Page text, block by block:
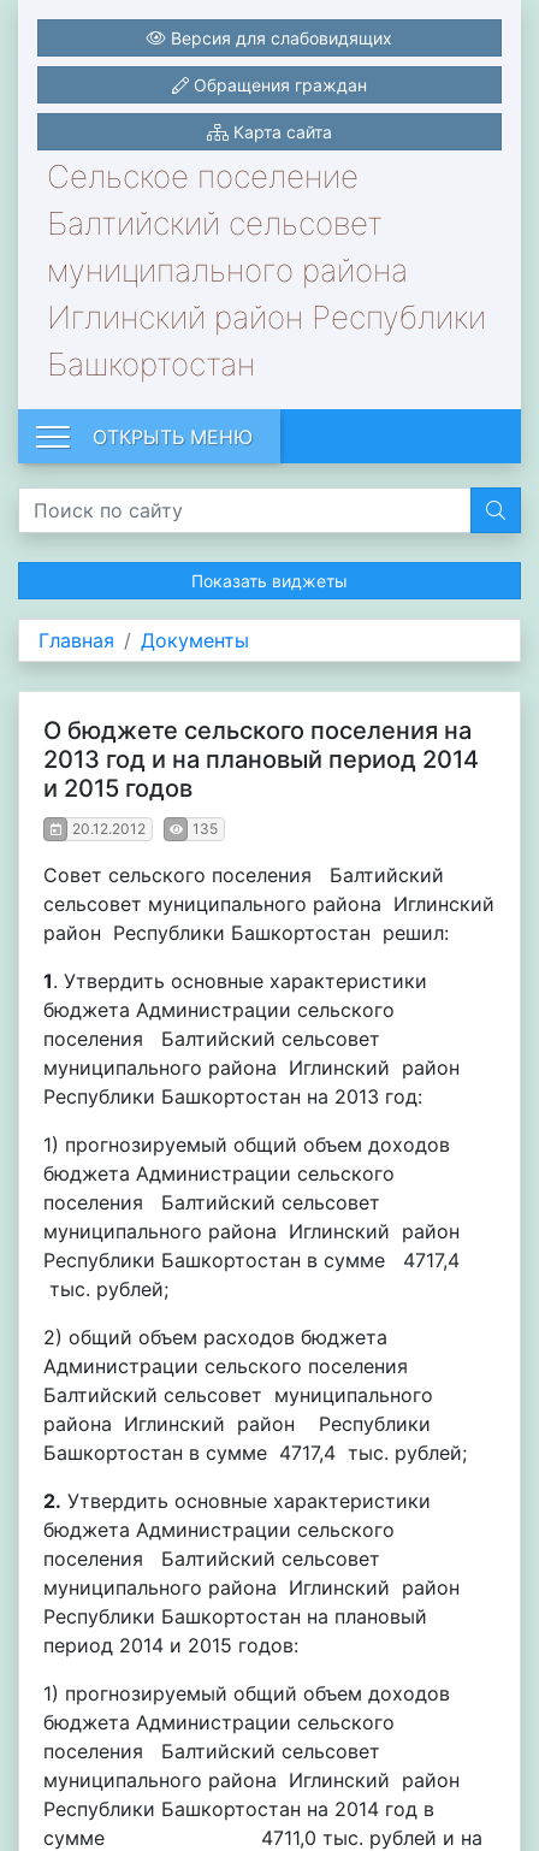
Сельское поселение
Балтийский сельсовет
муниципального района
Иглинский район Республики
Башкортостан
Версия для слабовидящих
Обращения граждан
Карта сайта
ОТКРЫТЬ МЕНЮ
Показать виджеты
Главная Документы
О бюджете сельского поселения на
2013 год и на плановый период 2014
и 2015 годов
20.12.2012 135
Совет сельского поселения Балтийский
сельсовет муниципального района Иглинский
район Республики Башкортостан решил:
1. Утвердить основные характеристики
бюджета Администрации сельского
поселения Балтийский сельсовет
муниципального района Иглинский район
Республики Башкортостан на 2013 год:
1) прогнозируемый общий объем доходов
бюджета Администрации сельского
поселения Балтийский сельсовет
муниципального района Иглинский район
Республики Башкортостан в сумме 4717,4
тыс. рублей;
2) общий объем расходов бюджета
Администрации сельского поселения
Балтийский сельсовет муниципального
района Иглинский район Республики
Башкортостан в сумме 4717,4 тыс. рублей;
2. Утвердить основные характеристики
бюджета Администрации сельского
поселения Балтийский сельсовет
муниципального района Иглинский район
Республики Башкортостан на плановый
период 2014 и 2015 годов:
1) прогнозируемый общий объем доходов
бюджета Администрации сельского
поселения Балтийский сельсовет
муниципального района Иглинский район
Республики Башкортостан на 2014 год в
сумме 4711,0 тыс. рублей и на